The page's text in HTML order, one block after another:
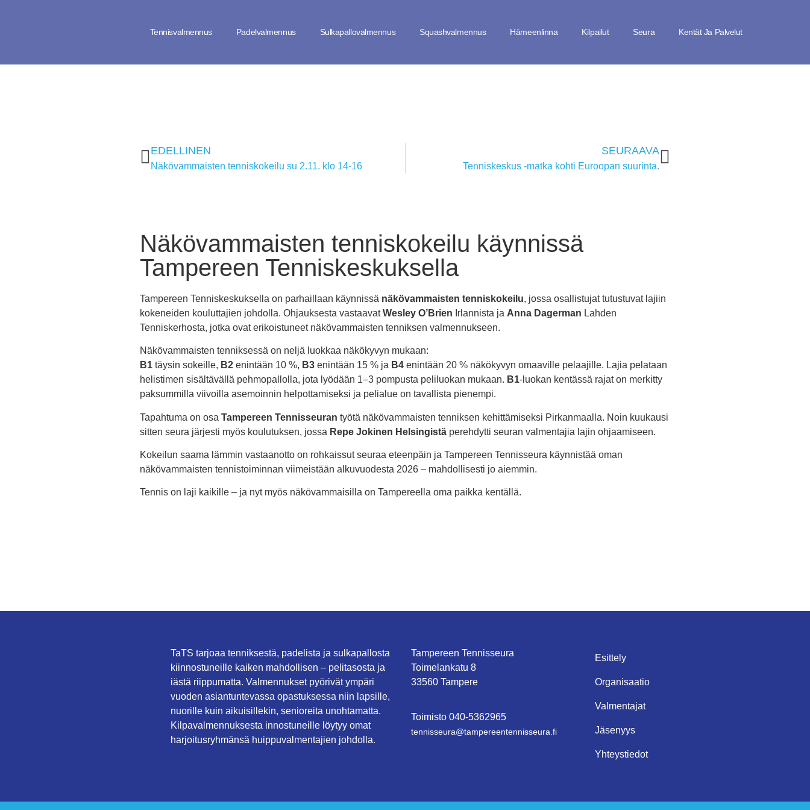
Tennisvalmennus Padelvalmennus Sulkapallovalmennus Squashvalmennus Hämeenlinna Kilpailut Seura Kentät Ja Palvelut
EDELLINEN
Näkövammaisten tenniskokeilu su 2.11. klo 14-16
SEURAAVA
Tenniskeskus -matka kohti Euroopan suurinta.
Näkövammaisten tenniskokeilu käynnissä
Tampereen Tenniskeskuksella
Tampereen Tenniskeskuksella on parhaillaan käynnissä näkövammaisten tenniskokeilu, jossa osallistujat tutustuvat lajiin
kokeneiden kouluttajien johdolla. Ohjauksesta vastaavatWesley O’Brien Irlannista ja Anna Dagerman Lahden
Tenniskerhosta, jotka ovat erikoistuneet näkövammaisten tenniksen valmennukseen.
Näkövammaisten tenniksessä on neljä luokkaa näkökyvyn mukaan:
B1 täysin sokeille, B2 enintään 10 %, B3 enintään 15 % ja B4 enintään 20 % näkökyvyn omaaville pelaajille. Lajia pelataan
helistimen sisältävällä pehmopallolla, jota lyödään 1–3 pompusta peliluokan mukaan. B1-luokan kentässä rajat on merkitty
paksummilla viivoilla asemoinnin helpottamiseksi ja pelialue on tavallista pienempi.
Tapahtuma on osa Tampereen Tennisseuran työtä näkövammaisten tenniksen kehittämiseksi Pirkanmaalla. Noin kuukausi
sitten seura järjesti myös koulutuksen, jossa Repe Jokinen Helsingistä perehdytti seuran valmentajia lajin ohjaamiseen.
Kokeilun saama lämmin vastaanotto on rohkaissut seuraa eteenpäin ja Tampereen Tennisseura käynnistää oman
näkövammaisten tennistoiminnan viimeistään alkuvuodesta 2026 – mahdollisesti jo aiemmin.
Tennis on laji kaikille – ja nyt myös näkövammaisilla on Tampereella oma paikka kentällä.
TaTS tarjoaa tenniksestä, padelista ja sulkapallosta
kiinnostuneille kaiken mahdollisen – pelitasosta ja
iästä riippumatta. Valmennukset pyörivät ympäri
vuoden asiantuntevassa opastuksessa niin lapsille,
nuorille kuin aikuisillekin, senioreita unohtamatta.
Kilpavalmennuksesta innostuneille löytyy omat
harjoitusryhmänsä huippuvalmentajien johdolla.
Tampereen Tennisseura
Toimelankatu 8
33560 Tampere
Toimisto 040-5362965
tennisseura@tampe­reen­ten­nis­seu­ra.fi
Esittely
Organisaatio
Valmentajat
Jäsenyys
Yhteystiedot